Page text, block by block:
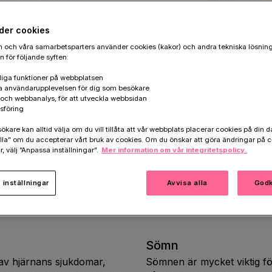
sjukdom, öka
och förbättra
Det finns många olika livsstilsfaktorer som
aktivitet ,sömn,fysisk aktivitet,kognitiv träning,
effekt en enskild individ får av en specifik
säkerhet. Det är flera faktorer som spelar in till
vilken omfattning, ålder, hälsostatus, gener och
Nedan kan du läsa mer om livsstilsfaktorer och
hjärnans sjukdomar,
Sömn
Sömnen är mycket viktig
cookies
och våra samarbetsparters använder cookies (kakor) och andra tekniska
för följande syften:
funktioner på webbplatsen
användarupplevelsen för dig som besökare
webbanalys, för att utveckla webbsidan
kan alltid välja om du vill tillåta att vår webbplats placerar cookies på din
om du accepterar vårt bruk av cookies. Om du önskar att göra ändringar på
välj ”Anpassa inställningar”. Mer information om vår integritetspolicy.
Avvisa alla
inställningar